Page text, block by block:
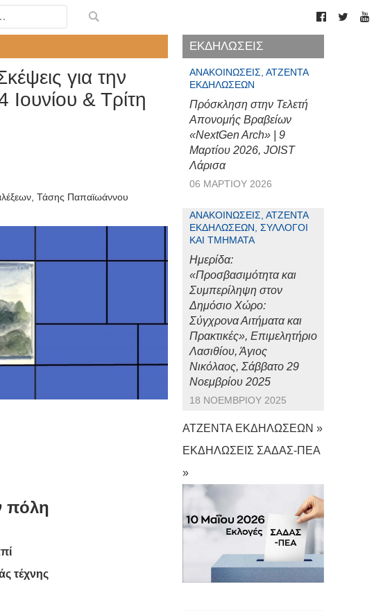
για την
Ιουνίου & Τρίτη
, Τάσης Παπαϊωάννου
πόλη
τέχνης
ΕΚΔΗΛΩΣΕΙΣ
ΑΝΑΚΟΙΝΏΣΕΙΣ, ΑΤΖΈΝΤΑ
ΕΚΔΗΛΏΣΕΩΝ
Πρόσκληση στην Τελετή
Απονομής Βραβείων
«NextGen Arch» | 9
Μαρτίου 2026, JOIST
Λάρισα
06 ΜΑΡΤΊΟΥ 2026
ΑΝΑΚΟΙΝΏΣΕΙΣ, ΑΤΖΈΝΤΑ
ΕΚΔΗΛΏΣΕΩΝ, ΣΎΛΛΟΓΟΙ
ΚΑΙ ΤΜΉΜΑΤΑ
Ημερίδα:
«Προσβασιμότητα και
Συμπερίληψη στον
Δημόσιο Χώρο:
Σύγχρονα Αιτήματα και
Πρακτικές», Επιμελητήριο
Λασιθίου, Άγιος
Νικόλαος, Σάββατο 29
Νοεμβρίου 2025
18 ΝΟΕΜΒΡΊΟΥ 2025
ΑΤΖΕΝΤΑ ΕΚΔΗΛΩΣΕΩΝ »
ΕΚΔΗΛΩΣΕΙΣ ΣΑΔΑΣ-ΠΕΑ
»